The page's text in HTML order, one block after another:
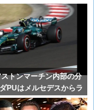
トンマーチン内部の分
PUはメルセデスからラ